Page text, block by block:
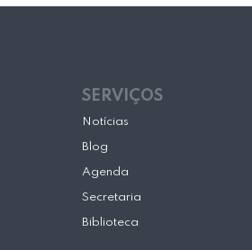
SERVIÇOS
Notícias
Blog
Agenda
Secretaria
Biblioteca